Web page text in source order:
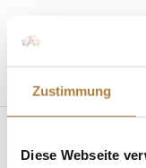
Zustimmung
Diese Webseite
Seite wählen